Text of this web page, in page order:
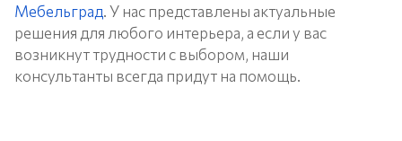
Мебельград. У нас представлены актуальные
решения для любого интерьера, а если у вас
возникнут трудности с выбором, наши
консультанты всегда придут на помощь.